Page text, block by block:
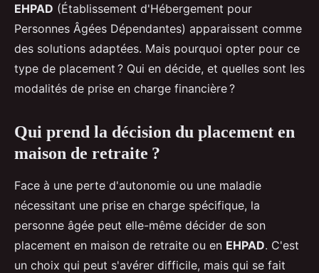
EHPAD (Établissement d'Hébergement pour
Personnes Âgées Dépendantes) apparaissent comme
des solutions adaptées. Mais pourquoi opter pour ce
type de placement ? Qui en décide, et quelles sont les
modalités de prise en charge financière ?
Qui prend la décision du placement en
maison de retraite ?
Face à une perte d'autonomie ou une maladie
nécessitant une prise en charge spécifique, la
personne âgée peut elle-même décider de son
placement en maison de retraite ou en EHPAD. C'est
un choix qui peut s'avérer difficile, mais qui se fait